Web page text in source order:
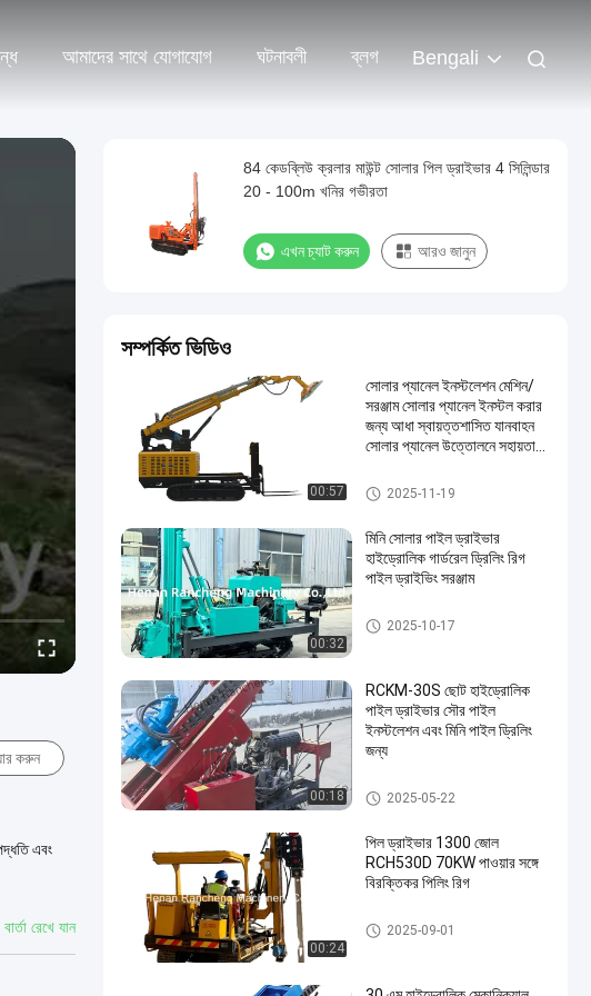
আমাদের সাথে যোগাযোগ ঘটনাবলী ব্লগ Bengali
করুন
এবং
রেখে যান
84 কেডব্লিউ ক্রলার মাউন্ট সোলার পিল ড্রাইভার 4 সিলিন্ডার
20 - 100m খনির গভীরতা
এখন চ্যাট করুন আরও জানুন
সম্পর্কিত ভিডিও
00:57
সোলার প্যানেল ইনস্টলেশন মেশিন/
সরঞ্জাম সোলার প্যানেল ইনস্টল করার
জন্য আধা স্বায়ত্তশাসিত যানবাহন
সোলার প্যানেল উত্তোলনে সহায়তা
সোলার পাইল ড্রাইভার
2025-11-19
00:32
মিনি সোলার পাইল ড্রাইভার
হাইড্রোলিক গার্ডরেল ড্রিলিং রিগ
পাইল ড্রাইভিং সরঞ্জাম
সোলার পাইল ড্রাইভার
2025-10-17
00:18
RCKM-30S ছোট হাইড্রোলিক
পাইল ড্রাইভার সৌর পাইল
ইনস্টলেশন এবং মিনি পাইল ড্রিলিং
জন্য
সোলার পাইল ড্রাইভার
2025-05-22
00:24
পিল ড্রাইভার 1300 জোল
RCH530D 70KW পাওয়ার সঙ্গে
বিরক্তিকর পিলিং রিগ
সোলার পাইল ড্রাইভার
2025-09-01